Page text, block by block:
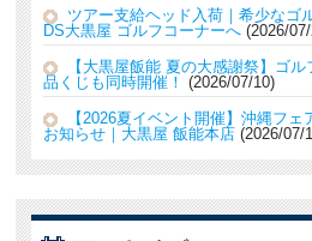
ツアー支給ヘッド入荷｜希少なゴ
DS大黒屋 ゴルフコーナーへ 2026/
【大黒屋飯能 夏の大感謝祭】ゴ
品くじも同時開催！
2026/07/10
【2026夏イベント開催】沖縄フ
お知らせ｜大黒屋 飯能本店 2026/07/